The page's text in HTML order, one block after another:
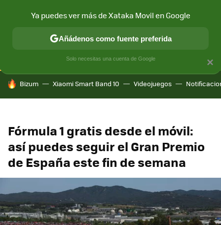
CONECTIVIDAD MÓVIL Y SOCIEDAD APLICACIONES
HOY SE HABLA DE
Bizum Xiaomi Smart Band 10 Videojuegos
Fórmula 1 gratis desde el móvil:
así puedes seguir el Gran Premio
de España este fin de semana
×
Ya puedes ver más de Xataka Movil en Google
Añádenos como fuente preferida
Solo necesitas una cuenta de Google